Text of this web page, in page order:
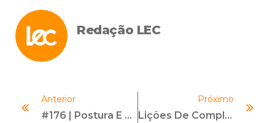
Redação LEC
Anterior
#176 | Postura E Respiração Como Ferramentas De Comunicação | Com Valdirene Canhestro
Próximo
Lições De Compliance Que Aprendemos Com A Megaoperação Contra O Crime Organizado. Sua Organização Está Protegida?